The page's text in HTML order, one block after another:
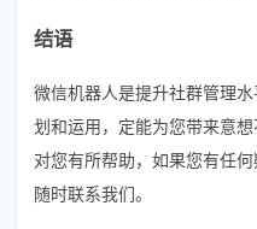
结语
微信机器人是提升社群管理
划和运用，定能为您带来意
对您有所帮助，如果您有任
随时联系我们。